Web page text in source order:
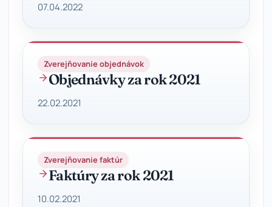
07.04.2022
Zverejňovanie objednávok
Objednávky za rok 2021
22.02.2021
Zverejňovanie faktúr
Faktúry za rok 2021
10.02.2021